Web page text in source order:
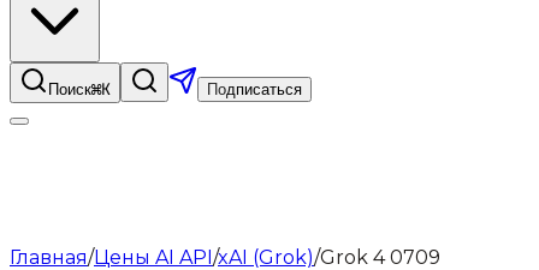
Поиск⌘K Подписаться
Главная/Цены AI API/xAI (Grok)/Grok 4 0709